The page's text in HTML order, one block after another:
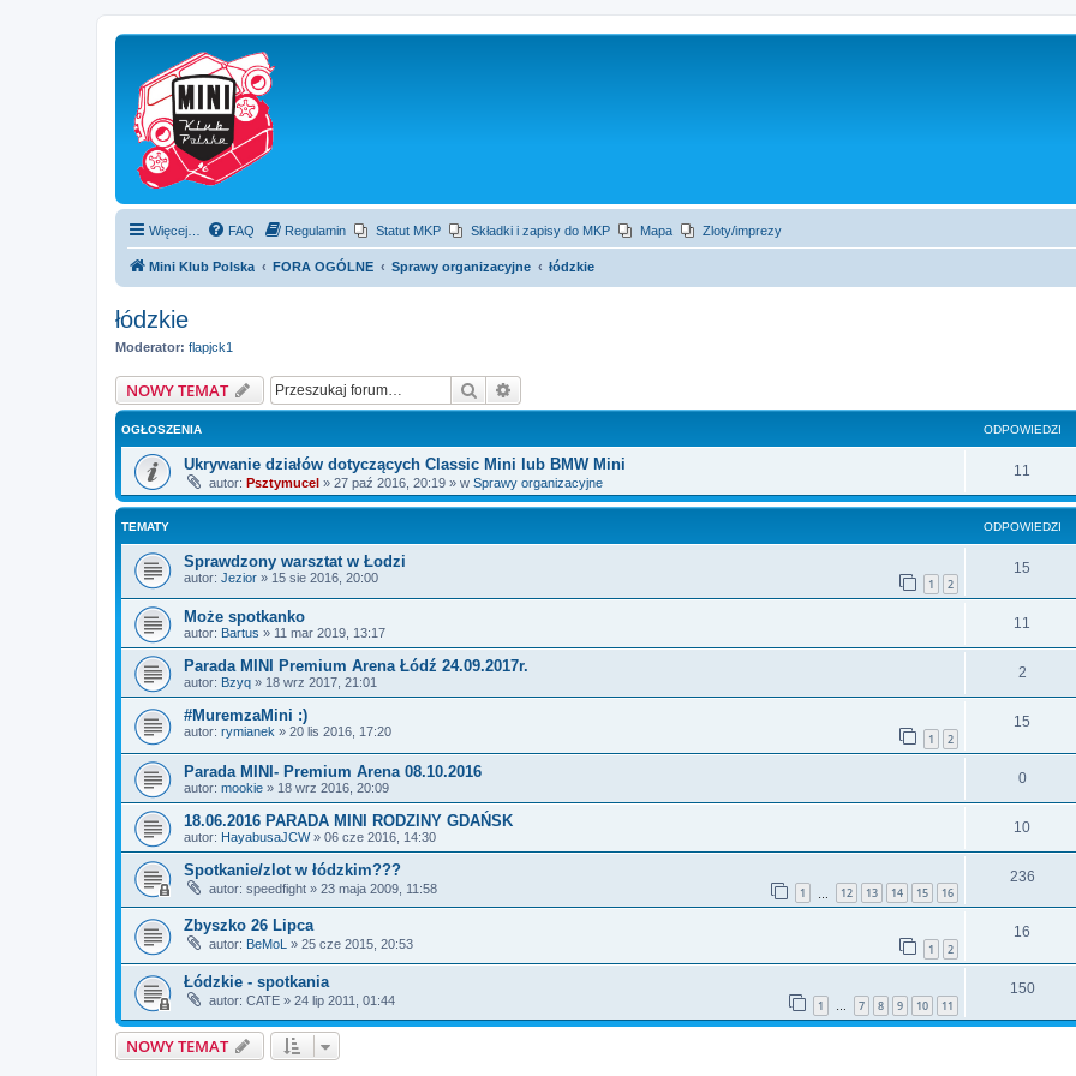
Więcej… FAQ Regulamin Statut MKP Składki i zapisy do MKP Mapa Zloty/imprezy
Mini Klub Polska FORA OGÓLNE Sprawy organizacyjne łódzkie
łódzkie
Moderator: flapjck1
NOWY TEMAT Szukaj
OGŁOSZENIA ODPOWIEDZI
Ukrywanie działów dotyczących Classic Mini lub BMW Mini
autor: Psztymucel » 27 paź 2016, 20:19 » w Sprawy organizacyjne
11
TEMATY ODPOWIEDZI
Sprawdzony warsztat w Łodzi
autor: Jezior » 15 sie 2016, 20:00 1 2
15
Może spotkanko
autor: Bartus » 11 mar 2019, 13:17
11
Parada MINI Premium Arena Łódź 24.09.2017r.
autor: Bzyq » 18 wrz 2017, 21:01
2
#MuremzaMini :)
autor: rymianek » 20 lis 2016, 17:20 1 2
15
Parada MINI- Premium Arena 08.10.2016
autor: mookie » 18 wrz 2016, 20:09
0
18.06.2016 PARADA MINI RODZINY GDAŃSK
autor: HayabusaJCW» 06 cze 2016, 14:30
10
Spotkanie/zlot w łódzkim???
autor: speedfight » 23 maja 2009, 11:58 1 12 13 14 15 16
236
Zbyszko 26 Lipca
autor: BeMoL » 25 cze 2015, 20:53 1 2
16
Łódzkie - spotkania
autor: CATE » 24 lip 2011, 01:44 1 … 7 8 9 10 11
150
NOWY TEMAT